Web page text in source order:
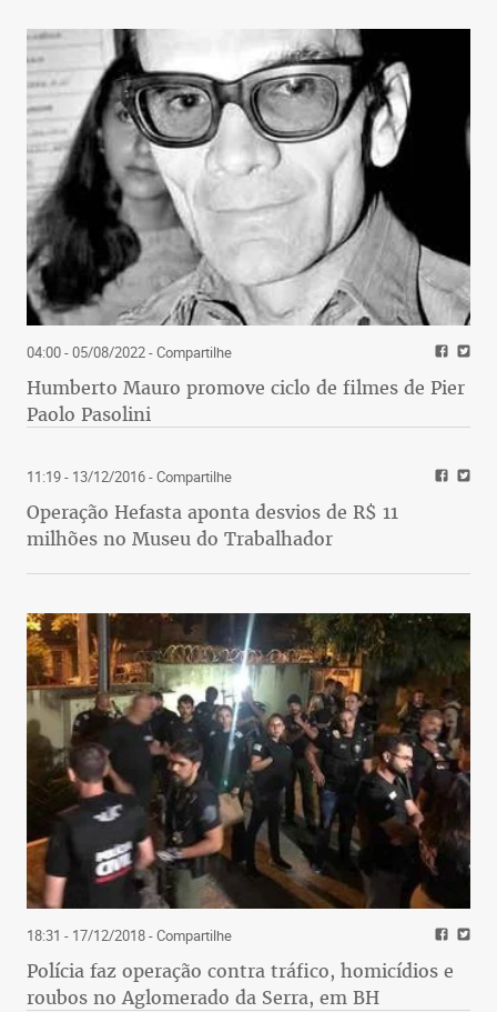
04:00 - 05/08/2022- Compartilhe
Humberto Mauro promove ciclo de filmes de Pier
Paolo Pasolini
11:19 - 13/12/2016- Compartilhe
Operação Hefasta aponta desvios de R$ 11
milhões no Museu do Trabalhador
18:31 - 17/12/2018- Compartilhe
Polícia faz operação contra tráfico, homicídios e
roubos no Aglomerado da Serra, em BH